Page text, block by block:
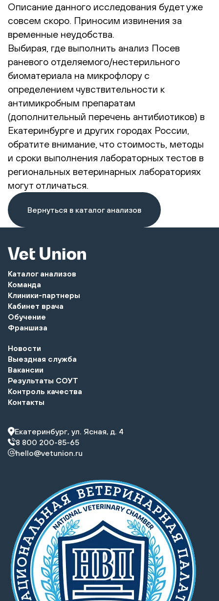
Описание данного исследования будет уже
совсем скоро. Приносим извинения за
временные неудобства.
Выбирая, где выполнить анализ Посев
раневого отделяемого/нестерильного
биоматериала на микрофлору с
определением чувствительности к
антимикробным препаратам
(дополнительный перечень антибиотиков) в
Екатеринбурге и других городах России,
обратите внимание, что стоимость, методы
и сроки выполнения лабораторных тестов в
региональных ветеринарных лабораториях
могут отличаться.
Вернуться в каталог анализов
Каталог анализов
Команда
Клиники-партнеры
Кабинет врача
Обучение
Франшиза
Новости
Выездная служба
Вакансии
Результаты СОУТ
Контроль качества
Контакты
Екатеринбург, ул. Ясная, д. 4
8 800 200-85-65
hello@vetunion.ru